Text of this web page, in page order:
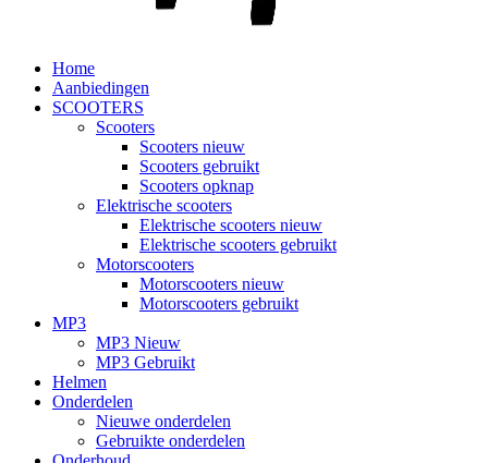
Home
Aanbiedingen
SCOOTERS
Scooters
Scooters nieuw
Scooters gebruikt
Scooters opknap
Elektrische scooters
Elektrische scooters nieuw
Elektrische scooters gebruikt
Motorscooters
Motorscooters nieuw
Motorscooters gebruikt
MP3
MP3 Nieuw
MP3 Gebruikt
Helmen
Onderdelen
Nieuwe onderdelen
Gebruikte onderdelen